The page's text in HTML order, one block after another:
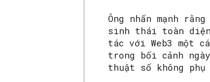
Ông nhấn mạnh
sinh thái toàn
tác với Web3 một
trong bối cảnh
thuật số không